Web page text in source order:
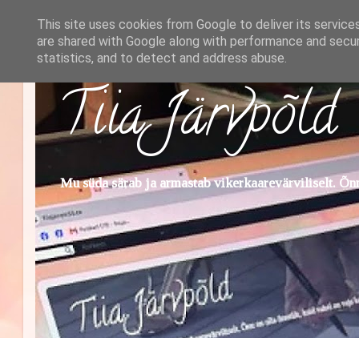
Tiia Järvpõld
Mu süda särab ja armastab vikerkaarevärviliselt.
This site uses cookies from Google to deliver its
are shared with Google along with performance and
statistics, and to detect and address abuse.